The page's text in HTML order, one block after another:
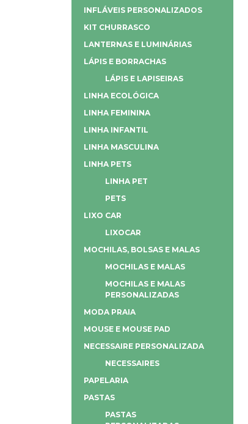
INFLÁVEIS PERSONALIZADOS
KIT CHURRASCO
LANTERNAS E LUMINÁRIAS
LÁPIS E BORRACHAS
LÁPIS E LAPISEIRAS
LINHA ECOLÓGICA
LINHA FEMININA
LINHA INFANTIL
LINHA MASCULINA
LINHA PETS
LINHA PET
PETS
LIXO CAR
LIXOCAR
MOCHILAS, BOLSAS E MALAS
MOCHILAS E MALAS
MOCHILAS E MALAS
PERSONALIZADAS
MODA PRAIA
MOUSE E MOUSE PAD
NECESSAIRE PERSONALIZADA
NECESSAIRES
PAPELARIA
PASTAS
PASTAS